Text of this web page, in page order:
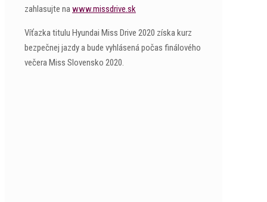
zahlasujte na www.missdrive.sk
Víťazka titulu Hyundai Miss Drive 2020 získa kurz
bezpečnej jazdy a bude vyhlásená počas finálového
večera Miss Slovensko 2020.